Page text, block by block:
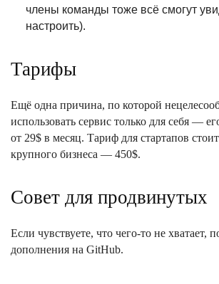
члены команды тоже всё смогут
настроить).
Тарифы
Ещё одна причина, по которой
использовать сервис только для себя —
от 29$ в месяц. Тариф для стартапов
крупного бизнеса — 450$.
Совет для продвинутых
Если чувствуете, что чего-то не хватает,
дополнения на GitHub.